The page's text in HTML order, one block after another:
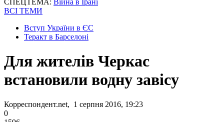
СПЕЦТЕМА: Війна в Ірані
ВСІ ТЕМИ
Вступ України в ЄС
Теракт в Барселоні
Для жителів Черкас
встановили водну завісу
Корреспондент.net, 1 серпня 2016, 19:23
0